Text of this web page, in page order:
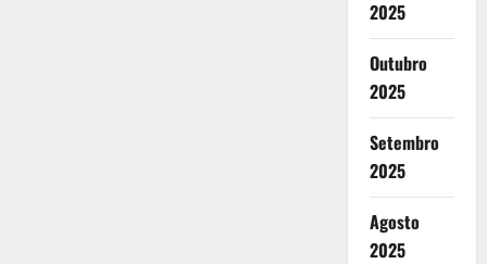
2025
Outubro
2025
Setembro
2025
Agosto
2025